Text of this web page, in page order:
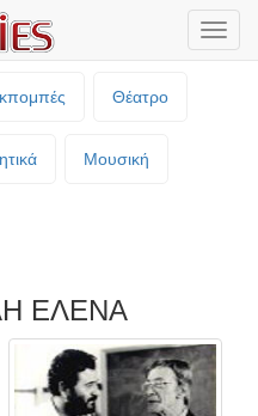
Θέατρο
Μουσική
ΕΛΕΝΑ